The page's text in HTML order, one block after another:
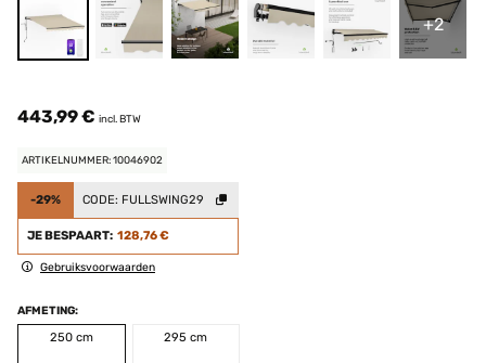
+2
443,99 € incl. BTW
ARTIKELNUMMER: 10046902
-29% CODE: FULLSWING29
JE BESPAART: 128,76 €
Gebruiksvoorwaarden
AFMETING:
250 cm
295 cm